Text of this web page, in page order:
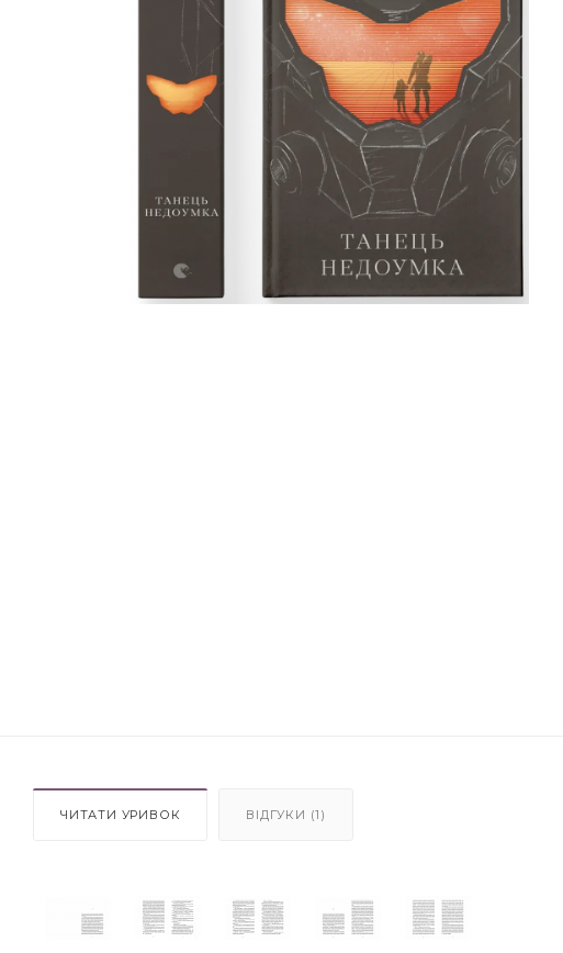
ЧИТАТИ УРИВОК ВІДГУКИ (1)